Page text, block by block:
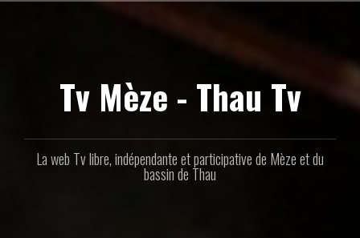
Tv Mèze - Thau Tv
La web Tv libre, indépendante et participative de Mèze et du
bassin de Thau